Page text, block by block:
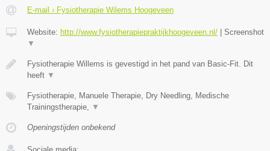
E-mail › Fysiotherapie Wilems Hoogeveen
Website: http://www.fysiotherapiepraktijkhoogeveen.nl/ | Screenshot
▼
Fysiotherapie Willems is gevestigd in het pand van Basic-Fit. Dit
heeft ▼
Fysiotherapie, Manuele Therapie, Dry Needling, Medische
Trainingstherapie,
▼
Openingstijden onbekend